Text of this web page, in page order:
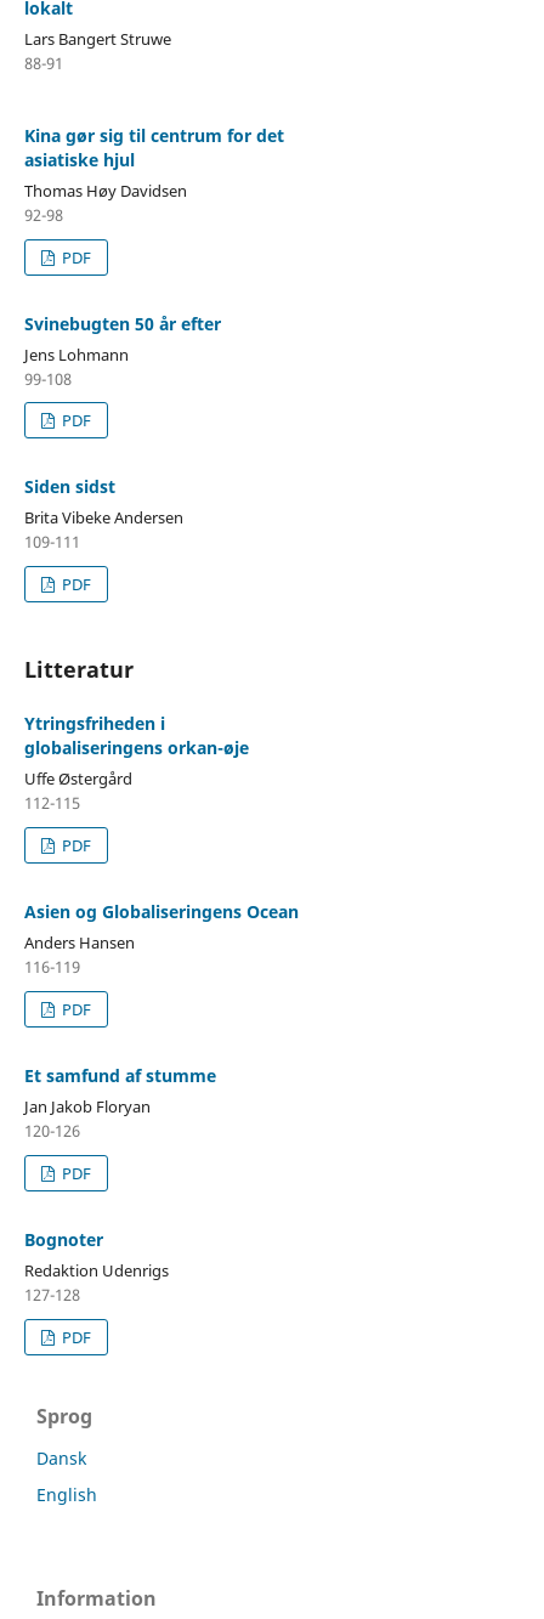
lokalt
Lars Bangert Struwe
88-91
Kina gør sig til centrum for det
asiatiske hjul
Thomas Høy Davidsen
92-98
PDF
Svinebugten 50 år efter
Jens Lohmann
99-108
PDF
Siden sidst
Brita Vibeke Andersen
109-111
PDF
Litteratur
Ytringsfriheden i
globaliseringens orkan-øje
Uffe Østergård
112-115
PDF
Asien og Globaliseringens Ocean
Anders Hansen
116-119
PDF
Et samfund af stumme
Jan Jakob Floryan
120-126
PDF
Bognoter
Redaktion Udenrigs
127-128
PDF
Sprog
Dansk
English
Information